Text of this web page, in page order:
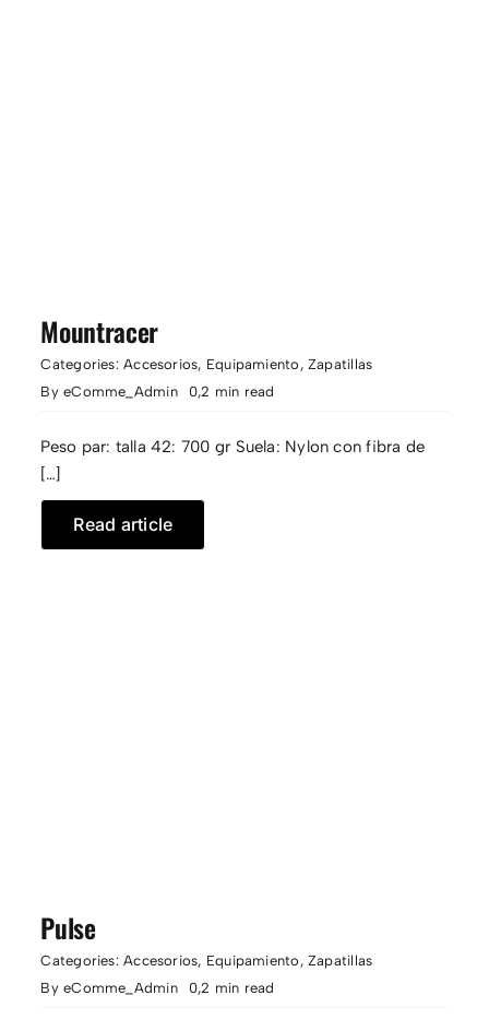
Mountracer
Categories:Accesorios, Equipamiento , Zapatillas
ByeComme_Admin 0,2 min read
Peso par: talla 42: 700 gr Suela: Nylon con fibra de
[…]
Read article
Pulse
Categories:Accesorios, Equipamiento , Zapatillas
ByeComme_Admin 0,2 min read